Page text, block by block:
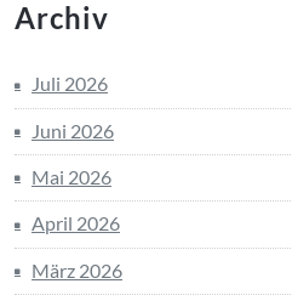
Archiv
Juli 2026
Juni 2026
Mai 2026
April 2026
März 2026